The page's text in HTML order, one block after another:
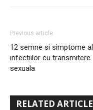
Previous article
12 semne si simptome
infectiilor cu transmitere
sexuala
RELATED